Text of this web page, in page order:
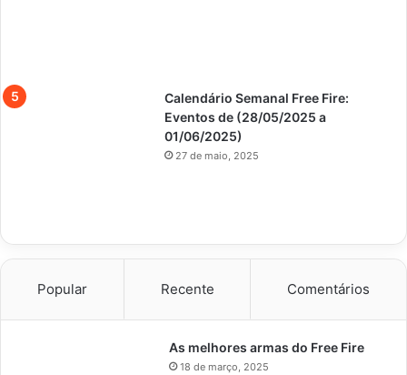
Calendário Semanal Free Fire:
Eventos de (28/05/2025 a
01/06/2025)
27 de maio, 2025
Popular Recente Comentários
As melhores armas do Free Fire
18 de março, 2025